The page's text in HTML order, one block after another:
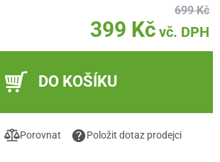
699 Kč
399 Kč vč. DPH
DO KOŠÍKU
Porovnat Položit dotaz prodejci